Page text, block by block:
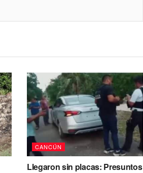
CANCÚN
Llegaron sin placas: Presuntos